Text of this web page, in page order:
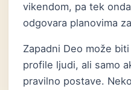
vikendom, pa tek
odgovara planovima
Zapadni Deo može
profile ljudi, ali samo
pravilno postave.